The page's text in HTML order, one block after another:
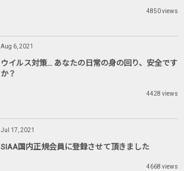
4850 views
Aug 6, 2021
ウイルス対策… あなたの日常の身の回り、安全です
か？
4428 views
Jul 17, 2021
SIAA国内正規会員に登録させて頂きました
4668 views